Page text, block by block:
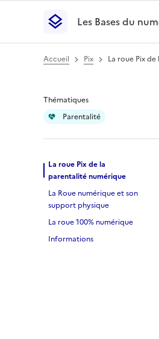
Les Bases du numérique
Les Bases du
Accueil Pix La roue Pix
La roue
Thématiques
Parentalité
La roue Pix de la
parentalité numérique
La Roue numérique et son
support physique
La roue 100% numérique
Informations